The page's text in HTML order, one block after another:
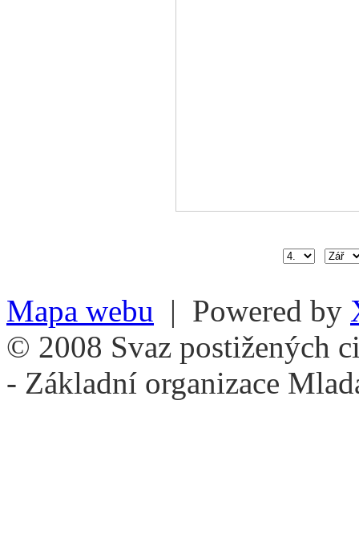
Mapa webu | Powered by
© 2008 Svaz postižených
- Základní organizace